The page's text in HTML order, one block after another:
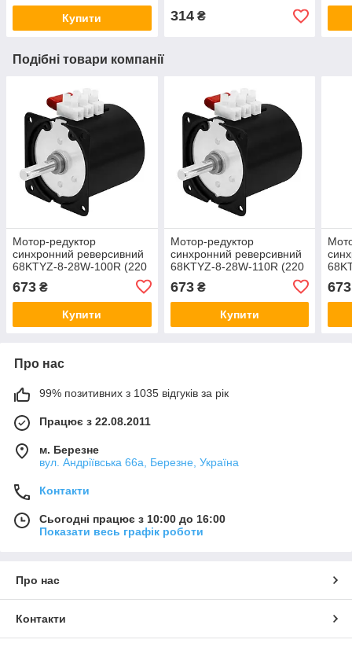
Купити 314₴
Подібні товари компанії
Мотор-редуктор
синхронний реверсивний
68KTYZ-8-28W-100R (220
Нм)
673 ₴
Купити
Мотор-редуктор
синхронний реверсивний
68KTYZ-8-28W-110R (220
Нм)
673₴
Купити
673
Про нас
99% позитивних з 1035 відгуків за рік
Працює з 22.08.2011
м. Березне
вул. Андріївська 66а, Березне, Україна
Контакти
Сьогодні працює з 10:00 до 16:00
Показати весь графік роботи
Про нас
Контакти